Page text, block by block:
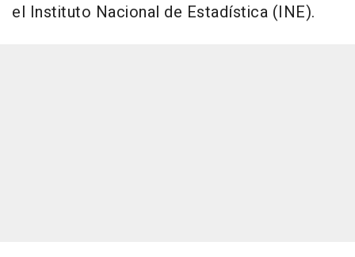
el Instituto Nacional de Estadística (INE).